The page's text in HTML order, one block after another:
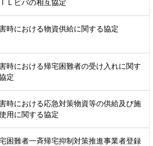
Ｌビバの相互協定
時における物資供給に関する協定
時における帰宅困難者の受け入れに関す
定
時における応急対策物資等の供給及び施
用に関する協定
困難者一斉帰宅抑制対策推進事業者登録